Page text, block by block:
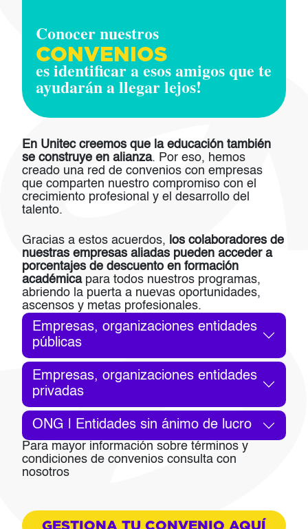
Conocer nuestros
CONVENIOS
es identificar a esos amigos que te
ayudarán a llegar lejos!
En Unitec creemos que la educación también
se construye en alianza. Por eso, hemos
creado una red de convenios con empresas
que comparten nuestro compromiso con el
crecimiento profesional y el desarrollo del
talento.
Gracias a estos acuerdos, los colaboradores de
nuestras empresas aliadas pueden acceder a
porcentajes de descuento en formación
académicapara todos nuestros programas,
abriendo la puerta a nuevas oportunidades,
ascensos y metas profesionales.
Empresas, organizaciones entidades
públicas
Empresas, organizaciones entidades
privadas
ONG | Entidades sin ánimo de lucro
Para mayor información sobre términos y
condiciones de convenios consulta con
nosotros